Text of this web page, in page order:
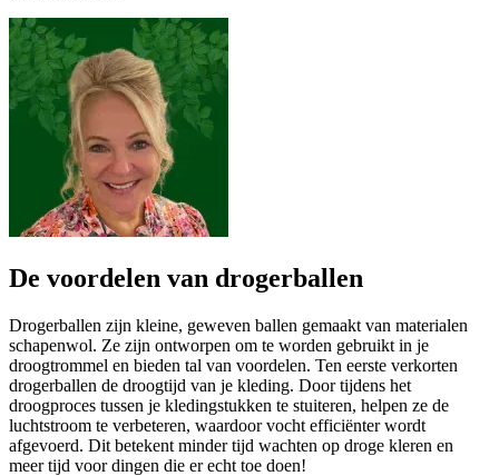
De voordelen van drogerballen
Drogerballen zijn kleine, geweven ballen gemaakt van materialen
schapenwol. Ze zijn ontworpen om te worden gebruikt in je
droogtrommel en bieden tal van voordelen. Ten eerste verkorten
drogerballen de droogtijd van je kleding. Door tijdens het
droogproces tussen je kledingstukken te stuiteren, helpen ze de
luchtstroom te verbeteren, waardoor vocht efficiënter wordt
afgevoerd. Dit betekent minder tijd wachten op droge kleren en
meer tijd voor dingen die er echt toe doen!